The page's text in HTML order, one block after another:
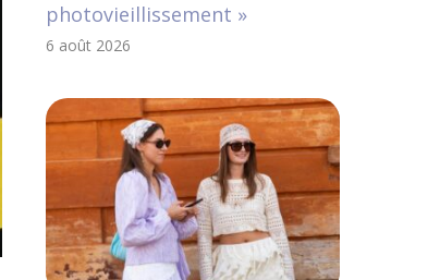
photovieillissement »
6 août 2026